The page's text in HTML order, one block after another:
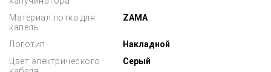
Материал лотка для
капель
ZAMA
Логотип
Накладной
Цвет электрического
Серый